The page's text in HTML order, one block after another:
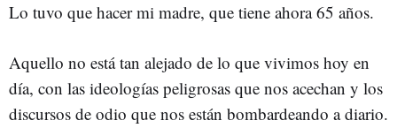
Lo tuvo que hacer mi madre, que tiene ahora 65 años.
Aquello no está tan alejado de lo que vivimos hoy en
día, con las ideologías peligrosas que nos acechan y los
discursos de odio que nos están bombardeando a diario.